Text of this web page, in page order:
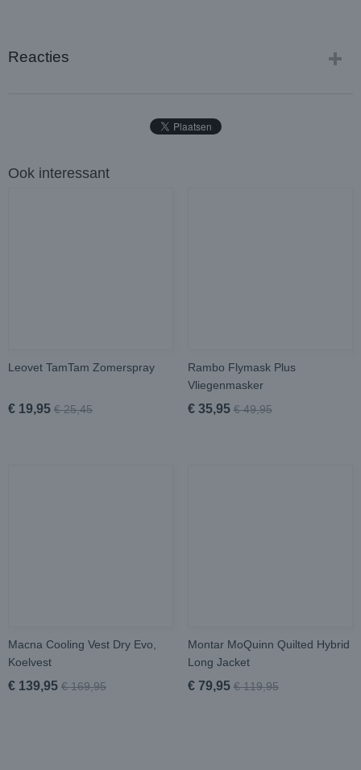
Reacties
Ook interessant
Leovet TamTam Zomerspray
€ 19,95 € 25,45
Rambo Flymask Plus
Vliegenmasker
€ 35,95 € 49,95
Macna Cooling Vest Dry Evo,
Koelvest
€ 139,95 € 169,95
Montar MoQuinn Quilted Hybrid
Long Jacket
€ 79,95 € 119,95